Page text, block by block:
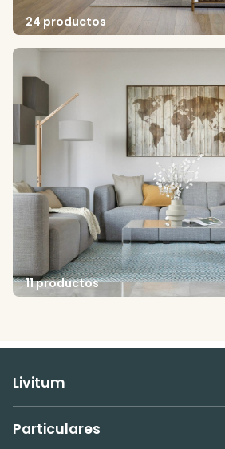
24 productos
11 productos
Livitum
Particulares